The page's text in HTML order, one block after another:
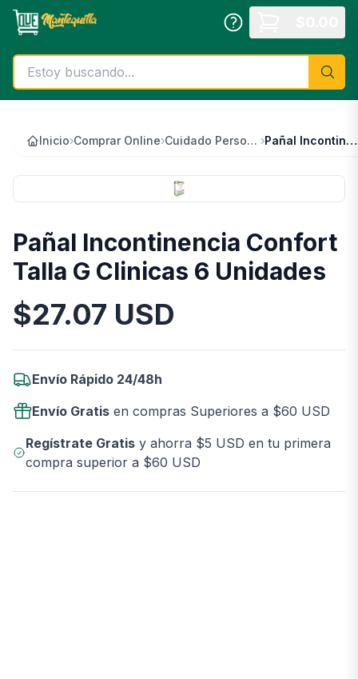
Saltar al contenido principal
Inicio›Comprar Online› Cuidado Personal › Pañal Incontinencia Confort Talla G Clinicas 6 Unidades
Pañal Incontinencia Confort
Talla G Clinicas 6 Unidades
Información del Producto
$27.07 USD
Envío Rápido 24/48h
Envío Gratis en compras Superiores a $60 USD
Regístrate Gratisy ahorra $5 USD en tu primera
compra superior a $60 USD